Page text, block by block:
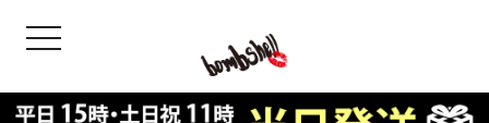
toggle navigation